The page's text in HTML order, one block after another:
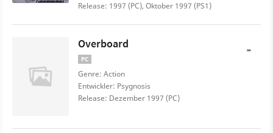
Release: 1997 (PC), Oktober 1997 (PS1)
Overboard
PC
Genre: Action
Entwickler: Psygnosis
Release: Dezember 1997 (PC)
-